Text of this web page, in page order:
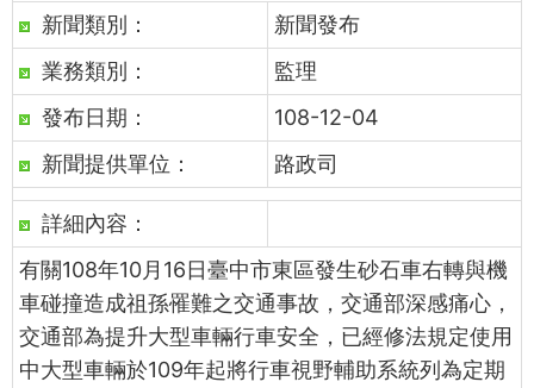
新聞類別：
新聞發布
業務類別：
監理
發布日期：
108-12-04
新聞提供單位：
路政司
詳細內容：
有關108年10月16日臺中市東區發生砂石車右轉與機
車碰撞造成祖孫罹難之交通事故，交通部深感痛心，
交通部為提升大型車輛行車安全，已經修法規定使用
中大型車輛於109年起將行車視野輔助系統列為定期